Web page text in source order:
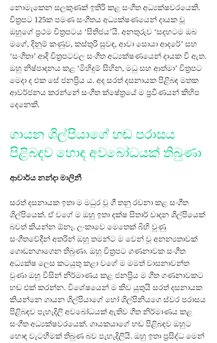
නොමැකෙන සලකුණක් ඉතිරි කළ සංගීත අධ්‍යක්ෂවරයෙකි.
චිත්‍රපට 125ක පමණ සංගීතය අධ්‍යක්ෂණයෙන් දායක වූ
ඔහුගේ ප්‍රථම චිත්‍රපටය ‘සිතිජය’යි. අනතුරුව ‘සදහටම ඔබ
මගේ, දිනුම් කණුව, කස්තුරි සුවඳ, ආවා සොයා ආදරේ’ සහ
‘සංගීතා’ ආදි චිත්‍රපටවල සංගීත අධ්‍යක්ෂණයෙන් දායක වී ඇත.
ඔහු නිෂ්පාදනය කළ ‘මිහිදුම් සිහින, මධු සහ ආත්මා’ චිත්‍රපට
මෙදා ද එක සේ ජනප්‍රිය ය. අද සරත් දසනායක පිළිබඳ මතක
ආවර්ජනය කරන්නේ සංගීත ක්ෂේත්‍රයේ ම ප්‍රවීණයන් කිහිප
දෙනෙකි.
ගායන ශිල්පියාගේ හඬ පරාසය
පිළිබඳව හොඳ අවබෝධයක් තිබුණා
ආචාර්ය නන්දා මාලිනී
සරත් දසනායක ඉතා ම මධුර වූ ගී තනු රචනා කළ සංගීත
ශිල්පියෙක්. ඒ වගේ ම ඔහු ඉතා දක්ෂ සිතාර් වාදන ශිල්පියෙක්
බවත් කියන්න ඕනෑ. ලංකාවෙ මෙතෙක් බිහි වුණු
සංගීතවේදීන් අතරින් ඔහු තමන්ට ම වෙන් වූ අනන්‍යතාවක්
ගොඩනගාගෙන තිබුණා. ඔහු චිත්‍රපට ගණනාවක සංගීත
අධ්‍යක්ෂ ලෙස කටයුතු කළා වගේ ම මමත් වාසනාවන්ත
වුණා ඔහු විසින් නිර්මාණය කළ ජනප්‍රිය ම ගීත ගණනාවකට
හඬ එක් කරන්න. විශේෂයෙන් ම කිව යුතුයි සරත් දසනායක
කියන්නෙ ගායන ශිල්පියාගේ හෝ ශිල්පිනියගෙ ස්වර පරාසය
පිළිබඳව පැහැදිලි අවබෝධයක් ඇතිව ගීත නිර්මාණය කළ
සංගීත අධ්‍යක්ෂවරයෙක්. ගායකයාගේ හඬ පිළිබඳව ඔහුට
හොඳ වැටහීමක් තිබුණ බව පැහැදිලියි. ඔහු ඉතා ප්‍රසිද්ධ මෙන්